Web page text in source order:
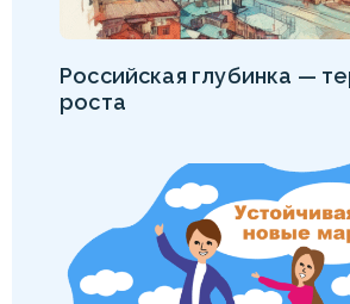
Российская глубинка —
роста